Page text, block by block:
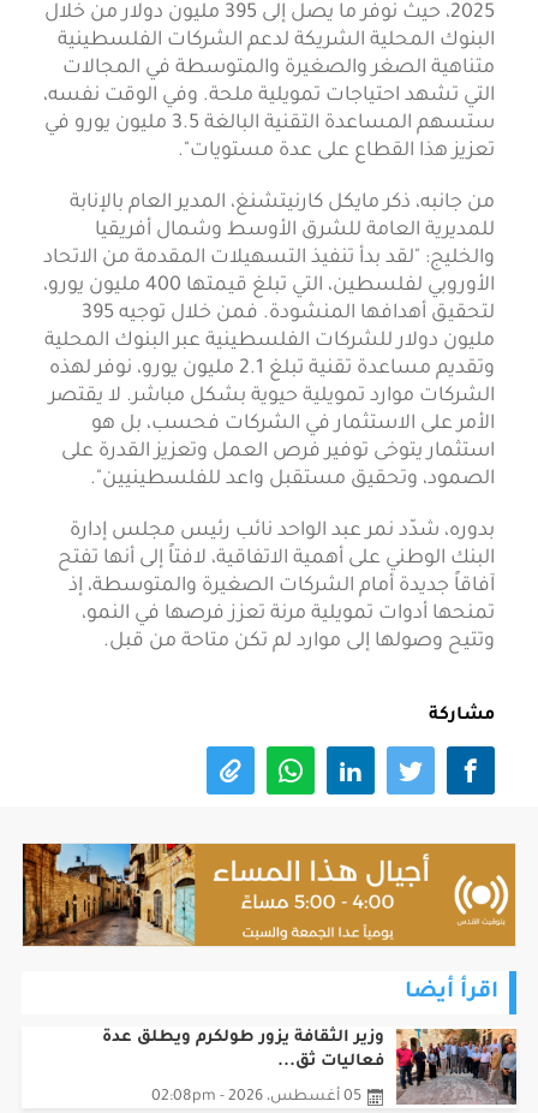
2025، حيث نوفر ما يصل إلى 395 مليون دولار من خلال
البنوك المحلية الشريكة لدعم الشركات الفلسطينية
متناهية الصغر والصغيرة والمتوسطة في المجالات
التي تشهد احتياجات تمويلية ملحة. وفي الوقت نفسه،
ستسهم المساعدة التقنية البالغة 3.5 مليون يورو في
تعزيز هذا القطاع على عدة مستويات".
من جانبه، ذكر مايكل كارنيتشنغ، المدير العام بالإنابة
للمديرية العامة للشرق الأوسط وشمال أفريقيا
والخليج: "لقد بدأ تنفيذ التسهيلات المقدمة من الاتحاد
الأوروبي لفلسطين، التي تبلغ قيمتها 400 مليون يورو،
لتحقيق أهدافها المنشودة. فمن خلال توجيه 395
مليون دولار للشركات الفلسطينية عبر البنوك المحلية
وتقديم مساعدة تقنية تبلغ 2.1 مليون يورو، نوفر لهذه
الشركات موارد تمويلية حيوية بشكل مباشر. لا يقتصر
الأمر على الاستثمار في الشركات فحسب، بل هو
استثمار يتوخى توفير فرص العمل وتعزيز القدرة على
الصمود، وتحقيق مستقبل واعد للفلسطينيين".
بدوره، شدّد نمر عبد الواحد نائب رئيس مجلس إدارة
البنك الوطني على أهمية الاتفاقية، لافتاً إلى أنها تفتح
آفاقاً جديدة أمام الشركات الصغيرة والمتوسطة، إذ
تمنحها أدوات تمويلية مرنة تعزز فرصها في النمو،
وتتيح وصولها إلى موارد لم تكن متاحة من قبل.
مشاركة
اقرأ أيضا
وزير الثقافة يزور طولكرم ويطلق عدة
فعاليات ثق...
05 أغسطس، 2026 - 02:08pm